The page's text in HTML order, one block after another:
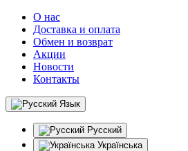
О нас
Доставка и оплата
Обмен и возврат
Акции
Новости
Контакты
Язык
Русский
Українська